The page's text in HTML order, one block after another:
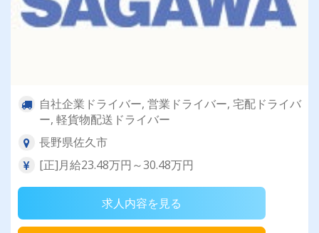
自社企業ドライバー, 営業ドライバー, 宅配ドライバ
ー, 軽貨物配送ドライバー
長野県佐久市
[正]月給23.48万円～30.48万円
求人内容を見る